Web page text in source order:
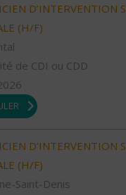
D’INTERVENTION
(H/F)
de CDI ou CDD
D’INTERVENTION
(H/F)
Saint-Denis